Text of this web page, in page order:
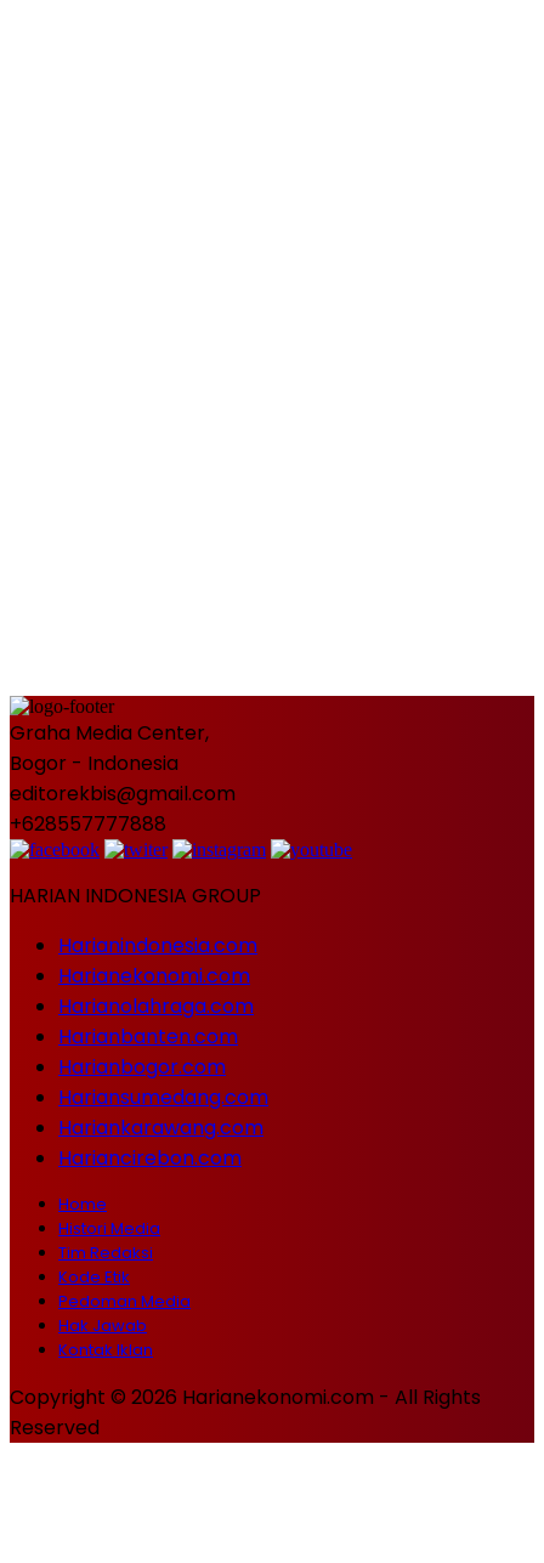
Graha Media Center,
Bogor - Indonesia
editorekbis@gmail.com
+628557777888
HARIAN INDONESIA GROUP
Harianindonesia.com
Harianekonomi.com
Harianolahraga.com
Harianbanten.com
Harianbogor.com
Hariansumedang.com
Hariankarawang.com
Hariancirebon.com
Home
Histori Media
Tim Redaksi
Kode Etik
Pedoman Media
Hak Jawab
Kontak Iklan
Copyright © 2026 Harianekonomi.com - All Rights
Reserved